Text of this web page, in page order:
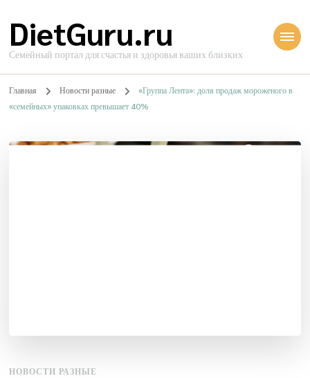
DietGuru.ru
Семейный портал для счастья и здоровья ваших близких
Главная Новости разные
«Группа Лента»: доля продаж мороженого в
«семейных» упаковках превышает 40%
НОВОСТИ РАЗНЫЕ